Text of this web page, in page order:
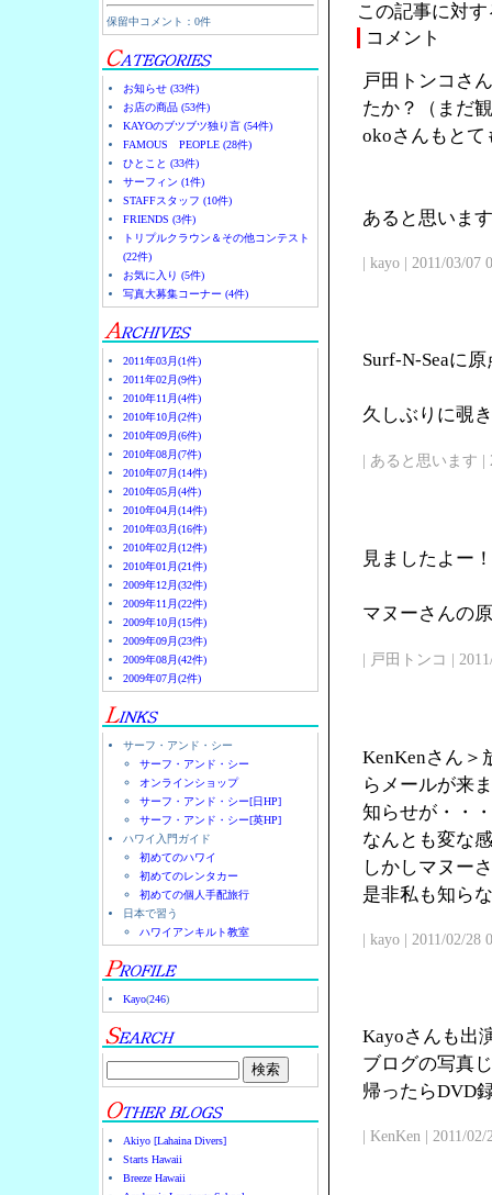
保留中コメント：0件
お知らせ (33件)
お店の商品 (53件)
KAYOのブツブツ独り言 (54件)
FAMOUS PEOPLE (28件)
ひとこと (33件)
サーフィン (1件)
STAFFスタッフ (10件)
FRIENDS (3件)
トリプルクラウン＆その他コンテスト
(22件)
お気に入り (5件)
写真大募集コーナー (4件)
2011年03月(1件)
2011年02月(9件)
2010年11月(4件)
2010年10月(2件)
2010年09月(6件)
2010年08月(7件)
2010年07月(14件)
2010年05月(4件)
2010年04月(14件)
2010年03月(16件)
2010年02月(12件)
2010年01月(21件)
2009年12月(32件)
2009年11月(22件)
2009年10月(15件)
2009年09月(23件)
2009年08月(42件)
2009年07月(2件)
サーフ・アンド・シー
サーフ・アンド・シー
オンラインショップ
サーフ・アンド・シー[日HP]
サーフ・アンド・シー[英HP]
ハワイ入門ガイド
初めてのハワイ
初めてのレンタカー
初めての個人手配旅行
日本で習う
ハワイアンキルト教室
Kayo(246)
Akiyo [Lahaina Divers]
Starts Hawaii
Breeze Hawaii
この記事に対
コメント
戸田トンコさ
たか？（まだ
okoさんもとて
あると思いま
| kayo | 2011/03/07
Surf-N-Seaに
久しぶりに覗
| あると思います |
見ましたよー！
マヌーさんの
| 戸田トンコ |
KenKenさん＞
らメールが来
知らせが・・・
なんとも変な
しかしマヌー
是非私も知ら
| kayo | 2011/02/28
Kayoさんも出
ブログの写真
帰ったらDVD
| KenKen | 2011/